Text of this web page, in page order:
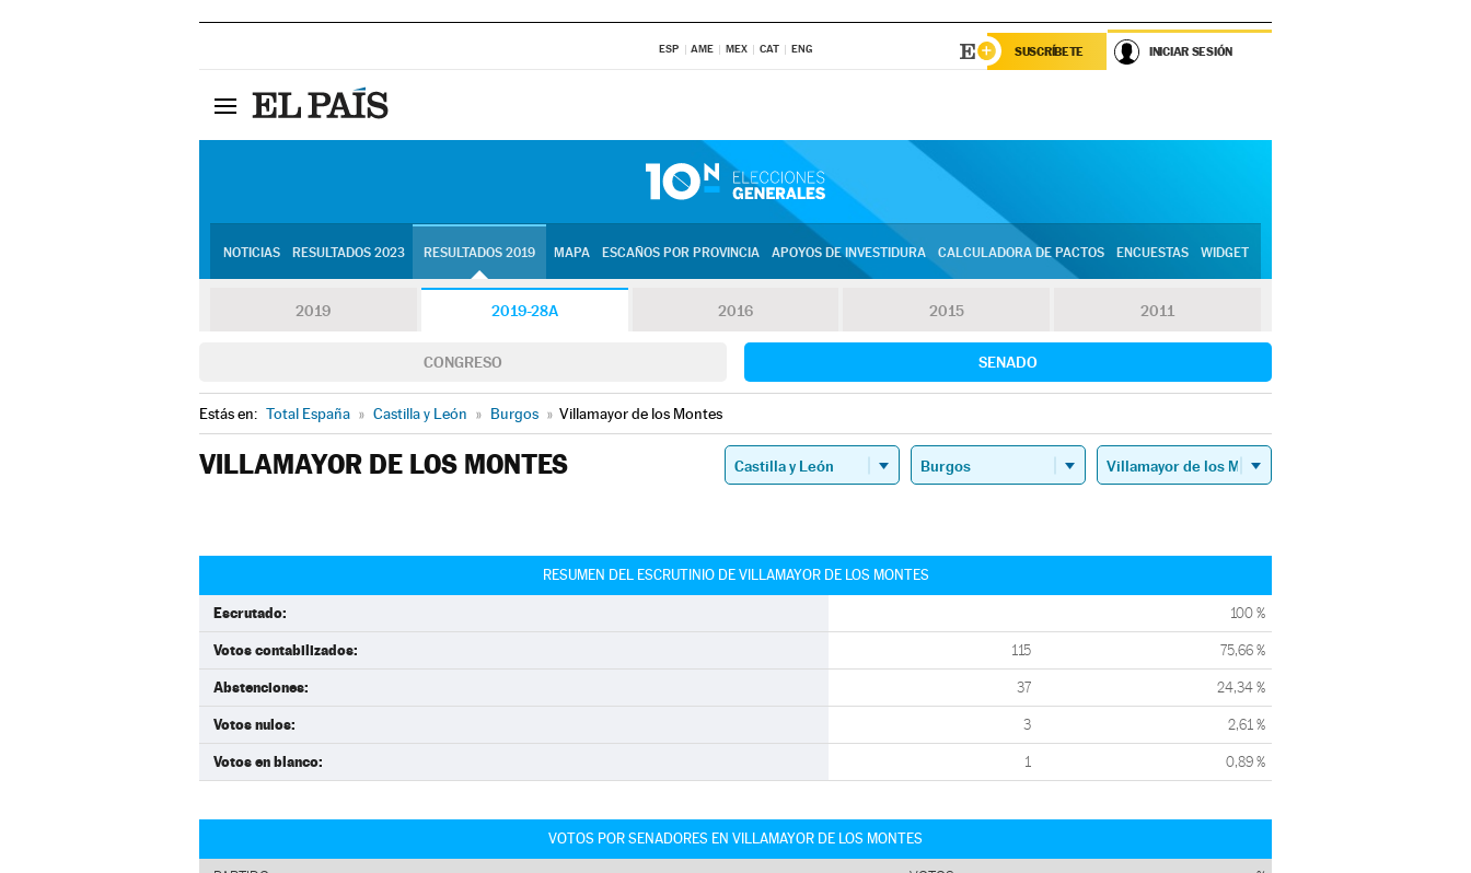
ESP AME MEX CAT ENG SUSCRÍBETE INICIAR SESIÓN
NOTICIAS RESULTADOS 2023 RESULTADOS 2019 MAPA ESCAÑOS POR PROVINCIA APOYOS DE INVESTIDURA CALCULADORA DE PACTOS ENCUESTAS WIDGET
2019 2019-28A 2016 2015 2011
CONGRESO SENADO
Estás en: Total España » Castilla y León » Burgos » Villamayor de los Montes
VILLAMAYOR DE LOS MONTES
RESUMEN DEL ESCRUTINIO DE VILLAMAYOR DE LOS MONTES
Escrutado: 100 %
Votos contabilizados: 115 75,66 %
Abstenciones: 37 24,34 %
Votos nulos: 3 2,61 %
Votos en blanco: 1 0,89 %
VOTOS POR SENADORES EN VILLAMAYOR DE LOS MONTES